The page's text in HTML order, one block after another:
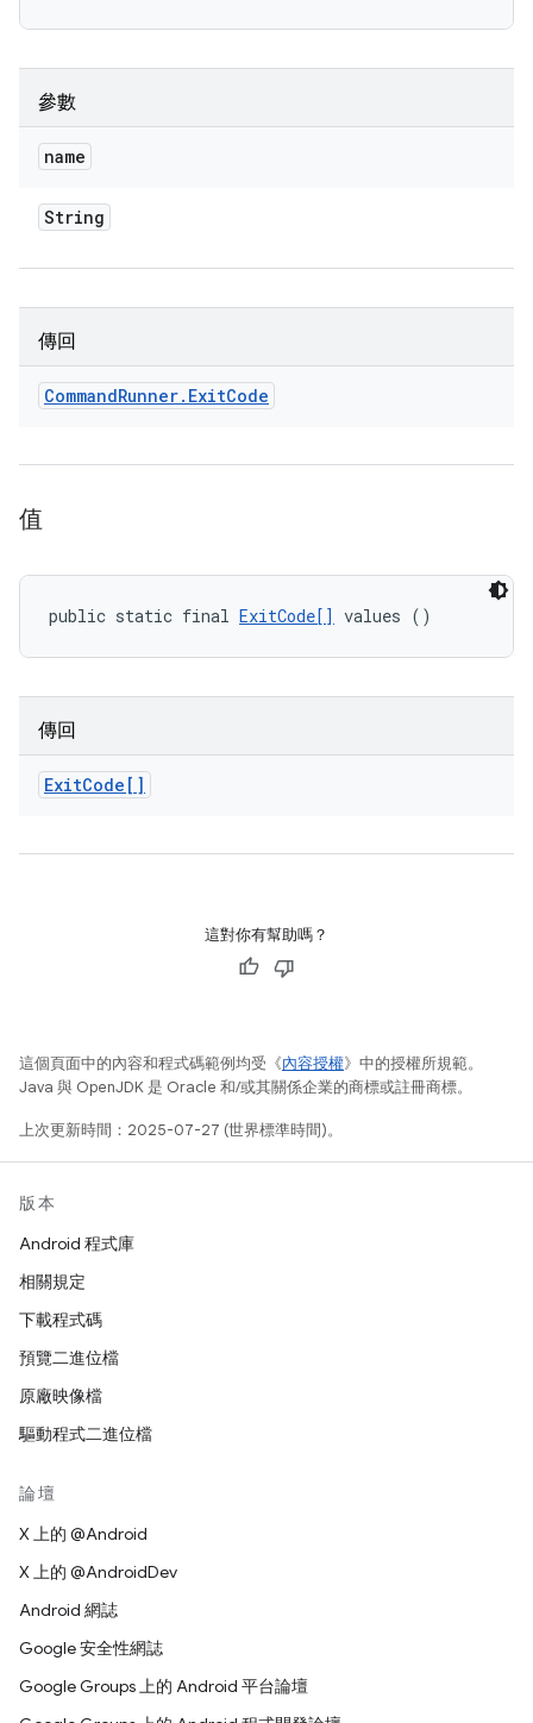
參數
name
String
傳回
CommandRunner. ExitCode
值
public static final ExitCode[] values ()
傳回
ExitCode[]
這對你有幫助嗎？
這個頁面中的內容和程式碼範例均受《內容授權》中的授權所規範。
Java 與 OpenJDK 是 Oracle 和/或其關係企業的商標或註冊商標。
上次更新時間：2025-07-27 (世界標準時間)。
版本
Android 程式庫
相關規定
下載程式碼
預覽二進位檔
原廠映像檔
驅動程式二進位檔
論壇
X 上的 @Android
X 上的 @AndroidDev
Android 網誌
Google 安全性網誌
Google Groups 上的 Android 平台論壇